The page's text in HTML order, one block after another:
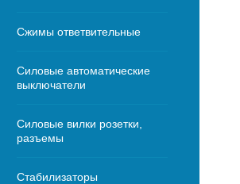
Сжимы ответвительные
Силовые автоматические
выключатели
Силовые вилки розетки,
разъемы
Стабилизаторы